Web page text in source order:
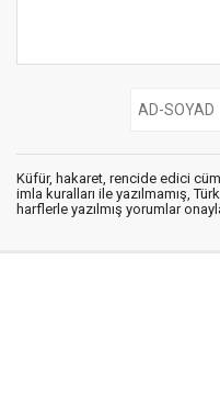
Küfür, hakaret, rencide edici
imla kuralları ile yazılmamış,
harflerle yazılmış yorumlar